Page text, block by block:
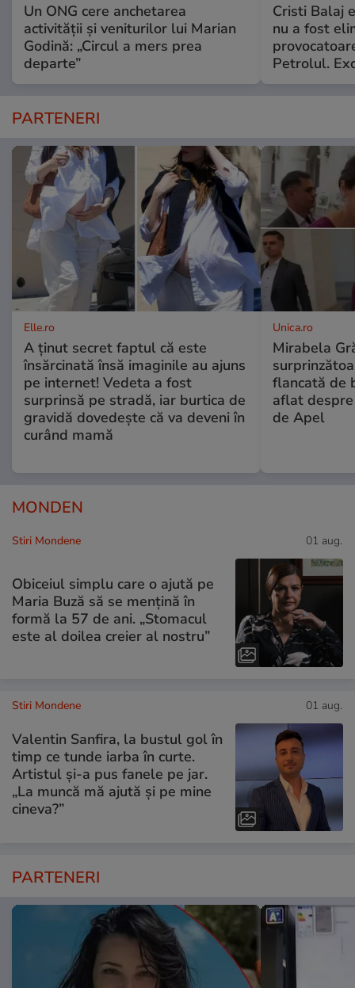
Un ONG cere anchetarea
activității și veniturilor lui Marian
Godină: „Circul a mers prea
departe”
Cristi Balaj
nu a fost
Petrolul.
PARTENERI
Elle.ro
A ținut secret faptul că este
însărcinată însă imaginile au ajuns
pe internet! Vedeta a fost
surprinsă pe stradă, iar burtica de
gravidă dovedește că va deveni în
curând mamă
Unica.ro
Mirabela
flancată de
aflat
de Apel
MONDEN
Stiri Mondene 01 aug.
Obiceiul simplu care o ajută pe
Maria Buză să se mențină în
formă la 57 de ani. „Stomacul
este al doilea creier al nostru”
Stiri Mondene 01 aug.
Valentin Sanfira, la bustul gol în
timp ce tunde iarba în curte.
Artistul și-a pus fanele pe jar.
„La muncă mă ajută și pe mine
cineva?”
PARTENERI